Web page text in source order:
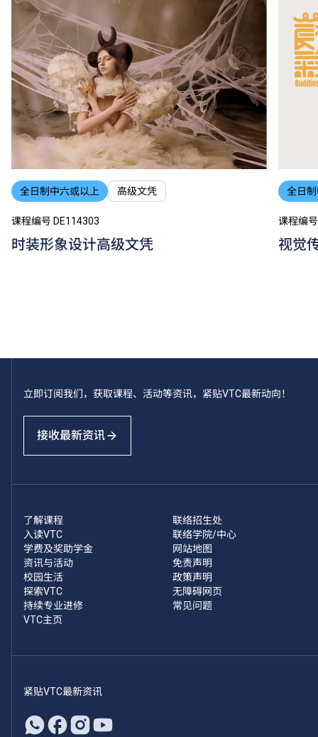
学费水平会每年检讨。课程第二年学费水平会因应通胀
及有关因素作调整。
以上资料只适用于本地学生。
全日制中六或以上 高级文凭
课程编号 DE114303
时装形象设计高级文凭
全日
课程编
视觉
立即订阅我们，获取课程、活动等资讯，紧贴VTC最新动向！
接收最新资讯
了解课程
入读VTC
学费及奖助学金
资讯与活动
校园生活
探索VTC
持续专业进修
VTC主页
联络招生处
联络学院/中心
网站地图
免责声明
政策声明
无障碍网页
常见问题
紧贴VTC最新资讯